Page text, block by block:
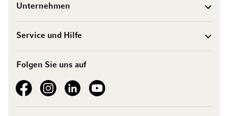
Unternehmen
Service und Hilfe
Folgen Sie uns auf
See our FacebookSee our Instagram account
See our LinkedInSee our YouTube channel